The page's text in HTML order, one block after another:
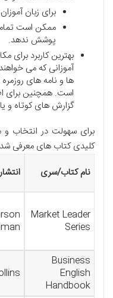
برای زبان
ممکن است
پوشش ندهد.
بهترین کاربرد برای
آموزانی که می
ها و نامه های
است. همچنین برای
گزارش های کوتاه و
برای سهولت در انتخاب و
کلیدی کتاب های معرفی
نام کتاب/سری
Market Leader
Series
Business
English
Handbook